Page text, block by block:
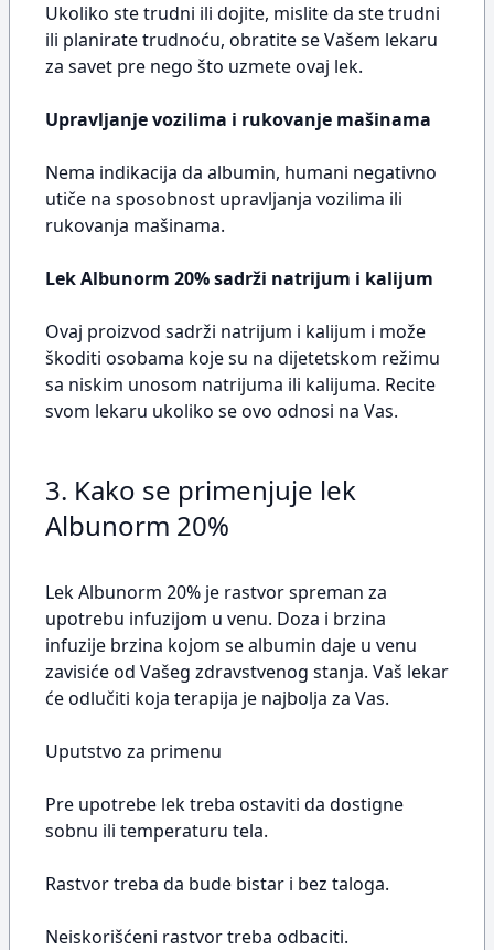
Ukoliko ste trudni ili dojite, mislite da ste trudni
ili planirate trudnoću, obratite se Vašem lekaru
za savet pre nego što uzmete ovaj lek.
Upravljanje vozilima i rukovanje mašinama
Nema indikacija da albumin, humani negativno
utiče na sposobnost upravljanja vozilima ili
rukovanja mašinama.
Lek Albunorm 20% sadrži natrijum i kalijum
Ovaj proizvod sadrži natrijum i kalijum i može
škoditi osobama koje su na dijetetskom režimu
sa niskim unosom natrijuma ili kalijuma. Recite
svom lekaru ukoliko se ovo odnosi na Vas.
3. Kako se primenjuje lek
Albunorm 20%
Lek Albunorm 20% je rastvor spreman za
upotrebu infuzijom u venu. Doza i brzina
infuzije brzina kojom se albumin daje u venu
zavisiće od Vašeg zdravstvenog stanja. Vaš lekar
će odlučiti koja terapija je najbolja za Vas.
Uputstvo za primenu
Pre upotrebe lek treba ostaviti da dostigne
sobnu ili temperaturu tela.
Rastvor treba da bude bistar i bez taloga.
Neiskorišćeni rastvor treba odbaciti.